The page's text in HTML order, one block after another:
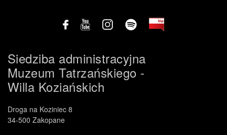
Siedziba administracyjna
Muzeum Tatrzańskiego -
Willa Koziańskich
Droga na Koziniec 8
34-500 Zakopane